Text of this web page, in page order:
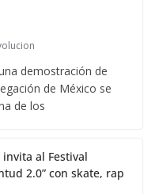
demostración de
de México se
de los
al Festival
2.0” con skate, rap